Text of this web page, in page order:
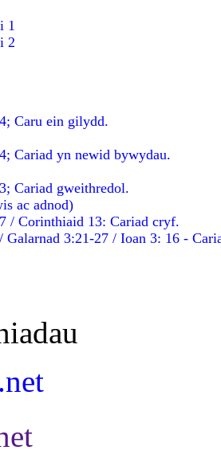
1
2
Caru ein gilydd.
Cariad yn newid bywydau.
Cariad gweithredol.
ac adnod)
/ Corinthiaid 13: Cariad cryf.
Galarnad 3:21-27 / Ioan 3: 16 -